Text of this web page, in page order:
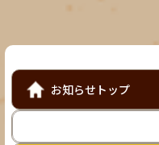
お知らせトップ